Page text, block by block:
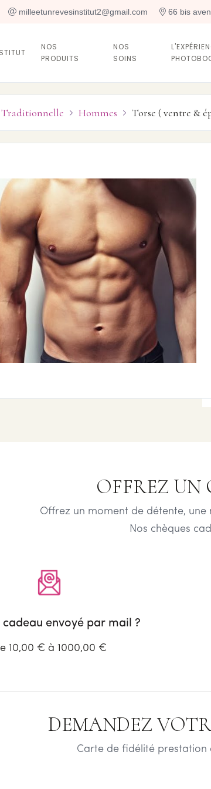
 milleetunrevesinstitut2@gmail.com  66 bis
NOS
PRODUITS
NOS
SOINS
 Hommes  Torse ( ventre &
OFFREZ UN
Offrez un moment de détente, une
Nos chèques
cadeau envoyé par mail ?
10,00 € à 1000,00 €
DEMANDEZ
Carte de fidélité prestation